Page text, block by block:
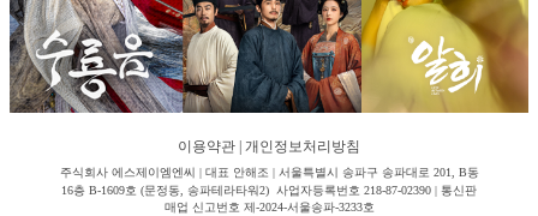
이용약관 개인정보처리방침
주식회사 에스제이엠엔씨 | 대표 안해조 | 서울특별시 송파구 송파대로 201, B동
16층 B-1609호 (문정동, 송파테라타워2) 사업자등록번호 218-87-02390 | 통신판
매업 신고번호 제-2024-서울송파-3233호